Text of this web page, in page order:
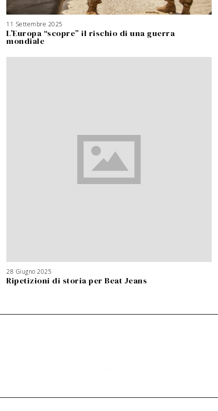
11 Settembre 2025
g
o
0
L’Europa “scopre” il rischio di una guerra
mondiale
28 Giugno 2025
Ripetizioni di storia per Beat Jeans